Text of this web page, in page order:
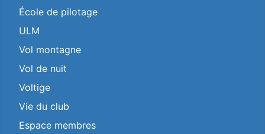
École de pilotage
ULM
Vol montagne
Vol de nuit
Voltige
Vie du club
Espace membres